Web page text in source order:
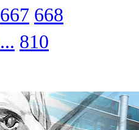
667 668
... 810